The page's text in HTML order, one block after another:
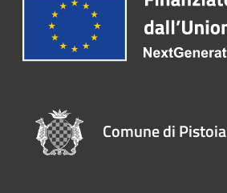
Comune di Pistoia